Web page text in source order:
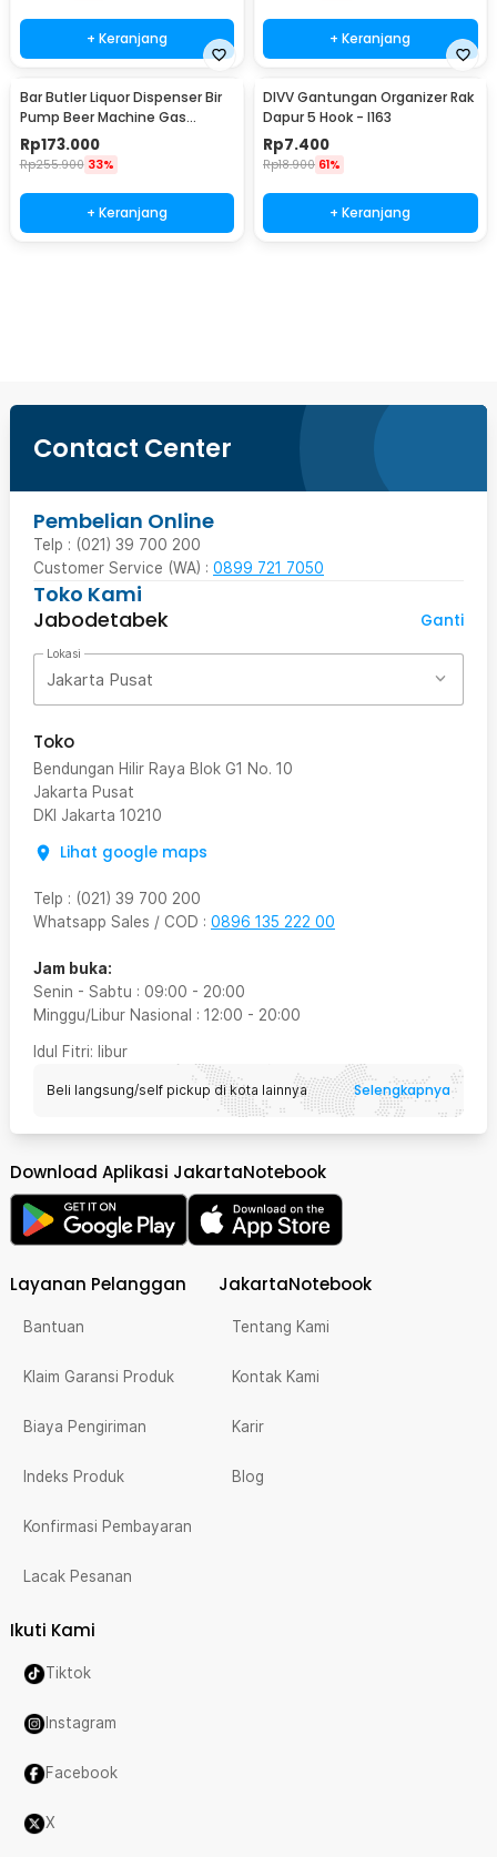
+ Keranjang + Keranjang
Bar Butler Liquor Dispenser Bir
Pump Beer Machine Gas
Station 900ml - P-36
Rp173.000
Rp255.900 33%
+ Keranjang
DIVV Gantungan Organizer Rak
Dapur 5 Hook - I163
Rp7.400
Rp18.900 61%
+ Keranjang
Contact Center
Pembelian Online
Telp : (021) 39 700 200
Customer Service (WA) : 0899 721 7050
Toko Kami
Jabodetabek
Ganti
Lokasi
Jakarta Pusat
Toko
Bendungan Hilir Raya Blok G1 No. 10
Jakarta Pusat
DKI Jakarta 10210
Lihat google maps
Telp : (021) 39 700 200
Whatsapp Sales / COD : 0896 135 222 00
Jam buka:
Senin - Sabtu : 09:00 - 20:00
Minggu/Libur Nasional : 12:00 - 20:00
Idul Fitri: libur
Beli langsung/self pickup di kota lainnya Selengkapnya
Download Aplikasi JakartaNotebook
Layanan Pelanggan
Bantuan
Klaim Garansi Produk
Biaya Pengiriman
Indeks Produk
Konfirmasi Pembayaran
Lacak Pesanan
JakartaNotebook
Tentang Kami
Kontak Kami
Karir
Blog
Ikuti Kami
Tiktok
Instagram
Facebook
X